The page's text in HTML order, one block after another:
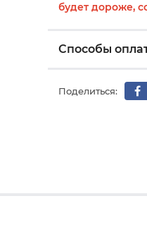
будет дороже,
Способы
Поделиться: